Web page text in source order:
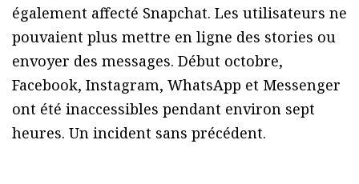
également affecté Snapchat. Les utilisateurs ne
pouvaient plus mettre en ligne des stories ou
envoyer des messages. Début octobre,
Facebook, Instagram, WhatsApp et Messenger
ont été inaccessibles pendant environ sept
heures. Un incident sans précédent.